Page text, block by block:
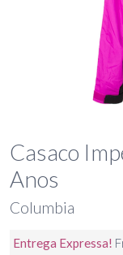
Casaco
Anos
Columbia
Entrega Expressa!